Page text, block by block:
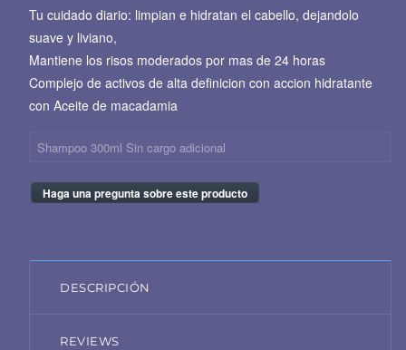
Tu cuidado diario: limpian e hidratan el cabello, dejandolo
suave y liviano,
Mantiene los risos moderados por mas de 24 horas
Complejo de activos de alta definicion con accion hidratante
con Aceite de macadamia
Shampoo 300ml Sin cargo adicional
Haga una pregunta sobre este producto
DESCRIPCIÓN
REVIEWS